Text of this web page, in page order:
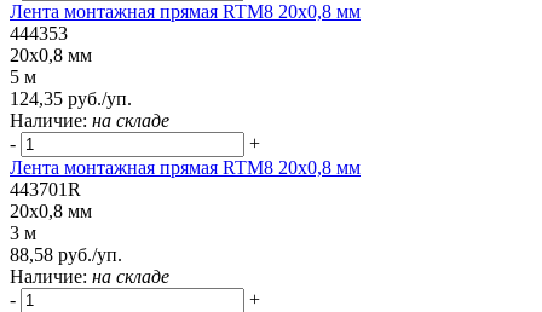
Лента монтажная прямая RTM8 20x0,8 мм
444353
20x0,8 мм
5 м
124,35 руб./уп.
Наличие: на складе
-
+
Лента монтажная прямая RTM8 20x0,8 мм
443701R
20x0,8 мм
3 м
88,58 руб./уп.
Наличие: на складе
-
+